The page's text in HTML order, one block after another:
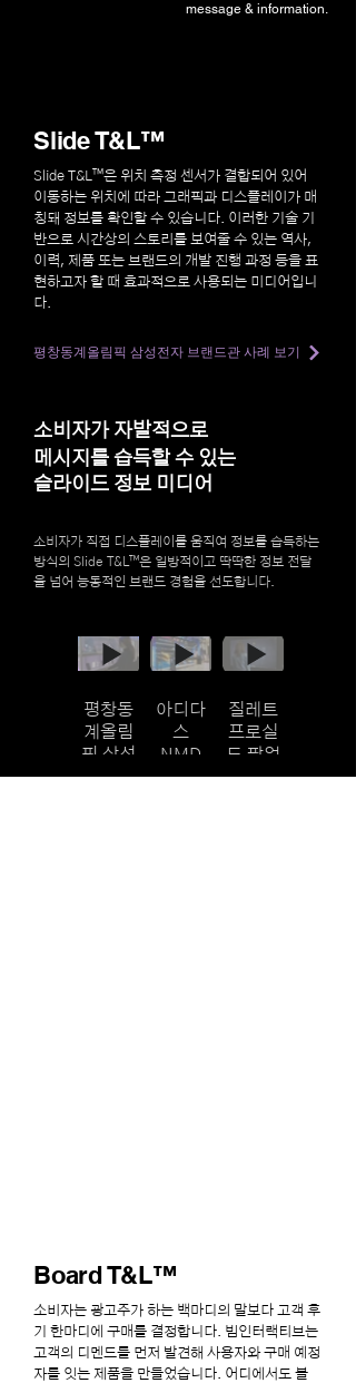
message & information.
Slide T&L™
Slide T&L™은 위치 측정 센서가 결합되어 있어
이동하는 위치에 따라 그래픽과 디스플레이가 매
칭돼 정보를 확인할 수 있습니다. 이러한 기술 기
반으로 시간상의 스토리를 보여줄 수 있는 역사,
이력, 제품 또는 브랜드의 개발 진행 과정 등을 표
현하고자 할 때 효과적으로 사용되는 미디어입니
다.
평창동계올림픽 삼성전자 브랜드관 사례 보기
소비자가 자발적으로
메시지를 습득할 수 있는
슬라이드 정보 미디어
소비자가 직접 디스플레이를 움직여 정보를 습득하는
방식의 Slide T&L™은 일방적이고 딱딱한 정보 전달
을 넘어 능동적인 브랜드 경험을 선도합니다.
평창동
계올림
픽 삼성
전자 브
아디다
스
NMD
V3 디지
질레트
프로실
드 팝업
스토어,
전자 브
Board T&L™
소비자는 광고주가 하는 백마디의 말보다 고객 후
기 한마디에 구매를 결정합니다. 빔인터랙티브는
고객의 디멘드를 먼저 발견해 사용자와 구매 예정
자를 잇는 제품을 만들었습니다. 어디에서도 볼